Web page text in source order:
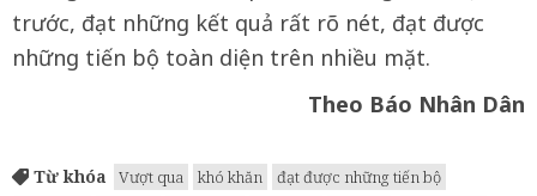
trước, đạt những kết quả rất rõ nét, đạt được
những tiến bộ toàn diện trên nhiều mặt.
Theo Báo Nhân Dân
Từ khóa Vượt qua khó khăn
đạt được những tiến bộ